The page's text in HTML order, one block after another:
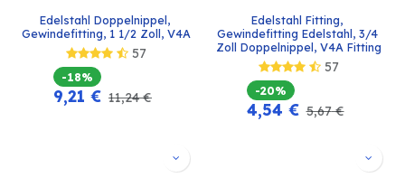
Edelstahl Doppelnippel,
Gewindefitting, 1 1/2 Zoll, V4A
57
-18%
9,21 € 11,24€
Edelstahl Fitting,
Gewindefitting Edelstahl, 3/4
Zoll Doppelnippel, V4A Fitting
57
-20%
4,54 € 5,67€